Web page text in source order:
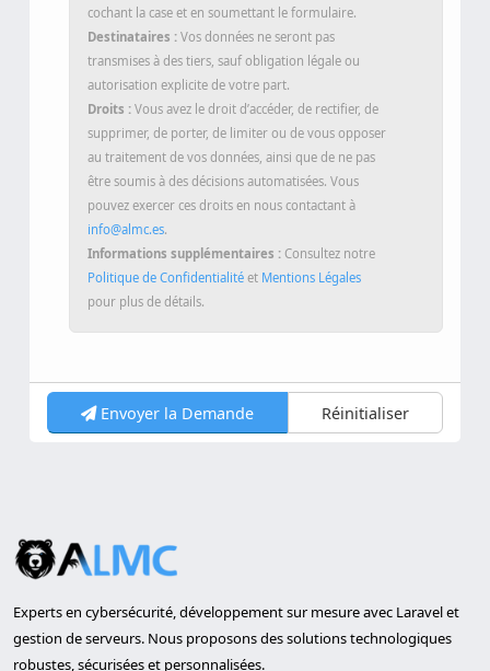
sujet.
Légitimation : Votre consentement explicite en
cochant la case et en soumettant le formulaire.
Destinataires :Vos données ne seront pas
transmises à des tiers, sauf obligation légale ou
autorisation explicite de votre part.
Droits :Vous avez le droit d’accéder, de rectifier, de
supprimer, de porter, de limiter ou de vous opposer
au traitement de vos données, ainsi que de ne pas
être soumis à des décisions automatisées. Vous
pouvez exercer ces droits en nous contactant à
info@almc.es.
Informations supplémentaires :
Experts en cybersécurité, développement sur mesure avec Laravel et